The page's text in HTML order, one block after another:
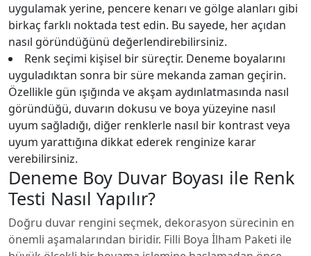
uygulamak yerine, pencere kenarı ve gölge alanları gibi
birkaç farklı noktada test edin. Bu sayede, her açıdan
nasıl göründüğünü değerlendirebilirsiniz.
Renk seçimi kişisel bir süreçtir. Deneme boyalarını
uyguladıktan sonra bir süre mekanda zaman geçirin.
Özellikle gün ışığında ve akşam aydınlatmasında nasıl
göründüğü, duvarın dokusu ve boya yüzeyine nasıl
uyum sağladığı, diğer renklerle nasıl bir kontrast veya
uyum yarattığına dikkat ederek renginize karar
verebilirsiniz.
Deneme Boy Duvar Boyası ile Renk
Testi Nasıl Yapılır?
Doğru duvar rengini seçmek, dekorasyon sürecinin en
önemli aşamalarından biridir. Filli Boya İlham Paketi ile